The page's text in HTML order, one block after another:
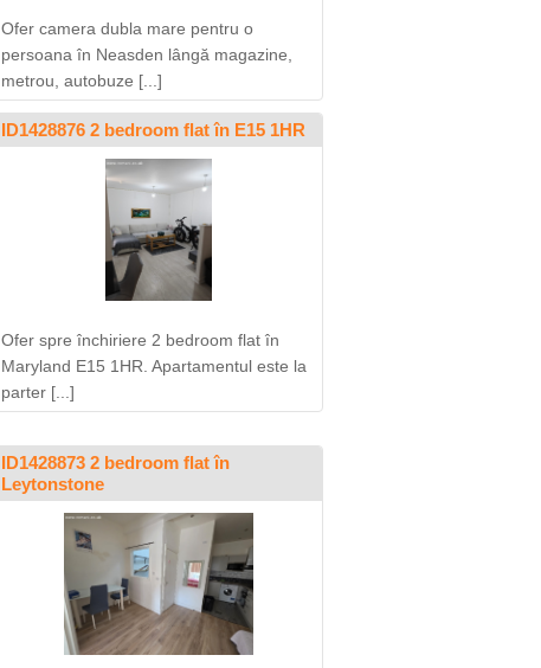
Ofer camera dubla mare pentru o
persoana în Neasden lângă magazine,
metrou, autobuze [...]
ID1428876 2 bedroom flat în E15 1HR
Ofer spre închiriere 2 bedroom flat în
Maryland E15 1HR. Apartamentul este la
parter [...]
ID1428873 2 bedroom flat în
Leytonstone